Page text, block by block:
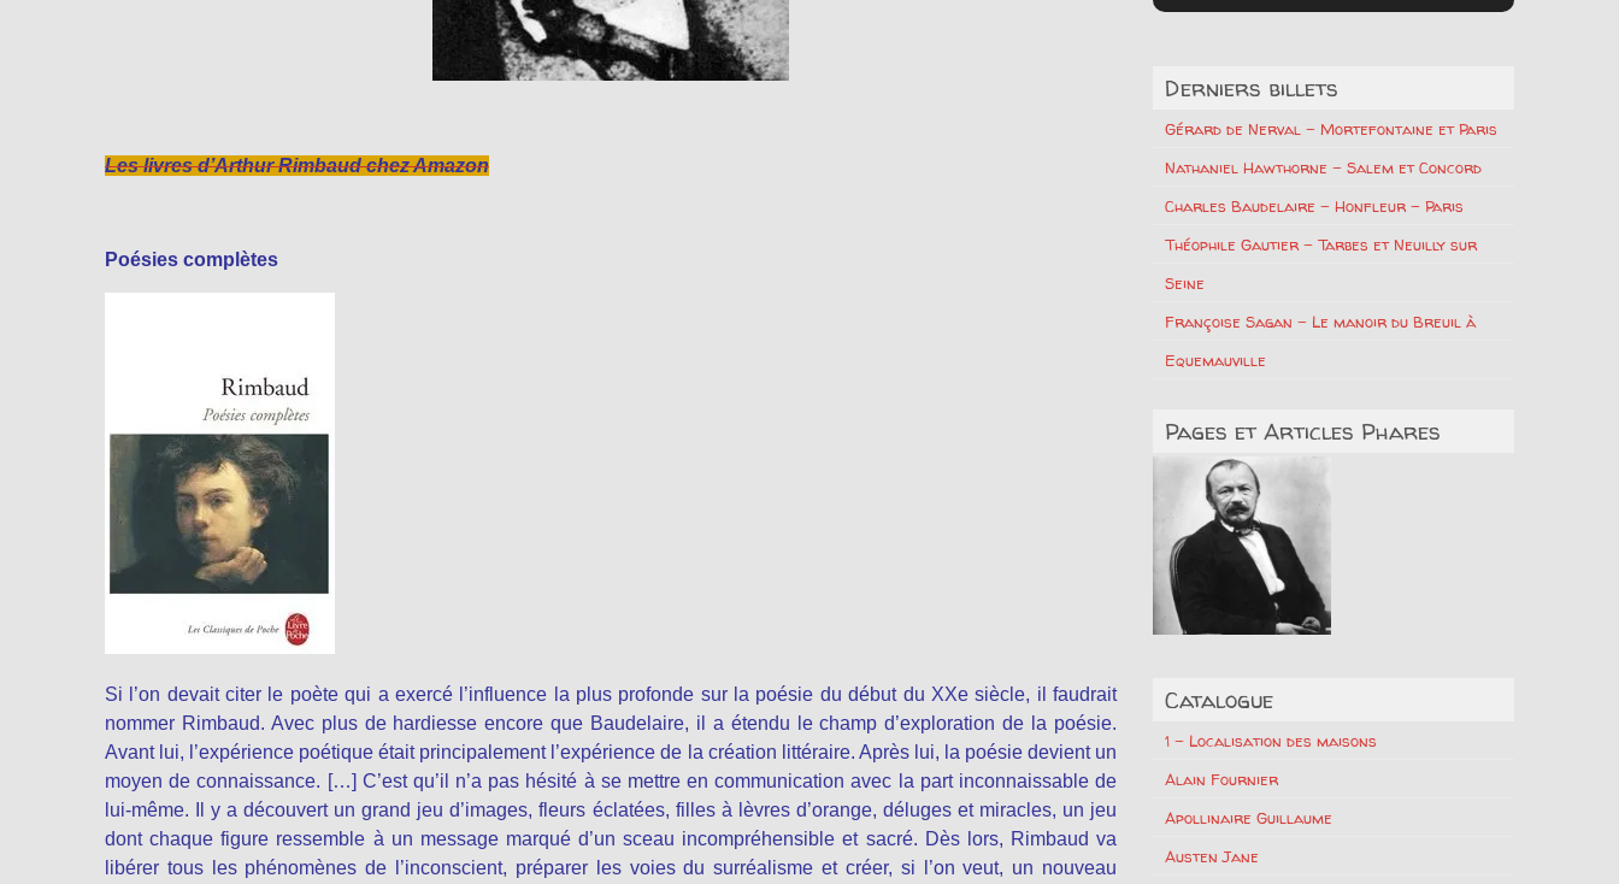
Les livres d’Arthur Rimbaud chez Amazon
Poésies complètes
Si l’on devait citer le poète qui a exercé l’influence la plus profonde sur la poésie du début du XXe siècle, il faudrait
nommer Rimbaud. Avec plus de hardiesse encore que Baudelaire, il a étendu le champ d’exploration de la poésie.
Avant lui, l’expérience poétique était principalement l’expérience de la création littéraire. Après lui, la poésie devient un
moyen de connaissance. […] C’est qu’il n’a pas hésité à se mettre en communication avec la part inconnaissable de
lui-même. Il y a découvert un grand jeu d’images, fleurs éclatées, filles à lèvres d’orange, déluges et miracles, un jeu
dont chaque figure ressemble à un message marqué d’un sceau incompréhensible et sacré. Dès lors, Rimbaud va
libérer tous les phénomènes de l’inconscient, préparer les voies du surréalisme et créer, si l’on veut, un nouveau
Derniers billets
Gérard de Nerval – Mortefontaine et Paris
Nathaniel Hawthorne – Salem et Concord
Charles Baudelaire – Honfleur – Paris
Théophile Gautier – Tarbes et Neuilly sur
Seine
Françoise Sagan – Le manoir du Breuil à
Equemauville
Pages et Articles Phares
Catalogue
1 – Localisation des maisons
Alain Fournier
Apollinaire Guillaume
Austen Jane